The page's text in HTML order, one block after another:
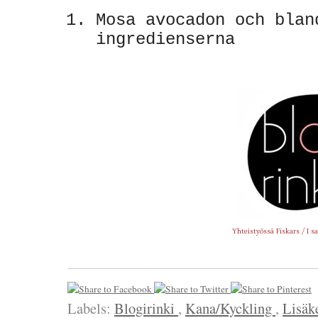
Mosa avocadon och
ingredienserna
Yhteistyössä Fiskars / I
Labels: Blogirinki , Kana/Kyckling ,